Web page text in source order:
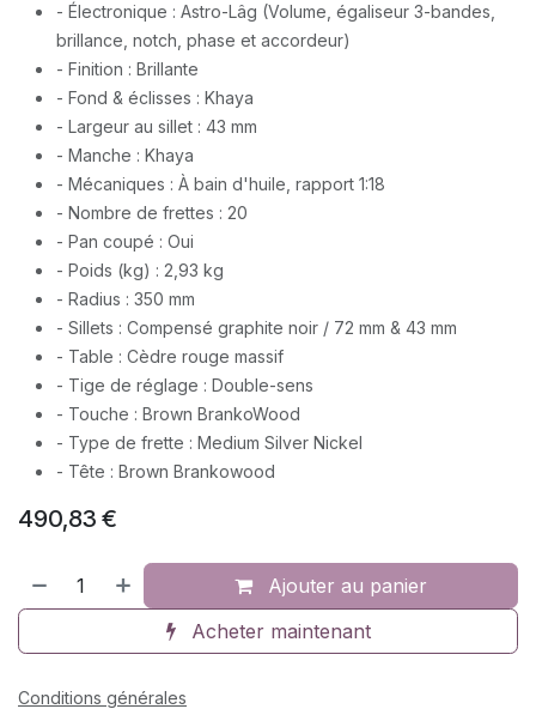
- Électronique : Astro-Lâg (Volume, égaliseur 3-bandes,
brillance, notch, phase et accordeur)
- Finition : Brillante
- Fond & éclisses : Khaya
- Largeur au sillet : 43 mm
- Manche : Khaya
- Mécaniques : À bain d'huile, rapport 1:18
- Nombre de frettes : 20
- Pan coupé : Oui
- Poids (kg) : 2,93 kg
- Radius : 350 mm
- Sillets : Compensé graphite noir / 72 mm & 43 mm
- Table : Cèdre rouge massif
- Tige de réglage : Double-sens
- Touche : Brown BrankoWood
- Type de frette : Medium Silver Nickel
- Tête : Brown Brankowood
490,83 €
Ajouter au panier
Acheter maintenant
Conditions générales